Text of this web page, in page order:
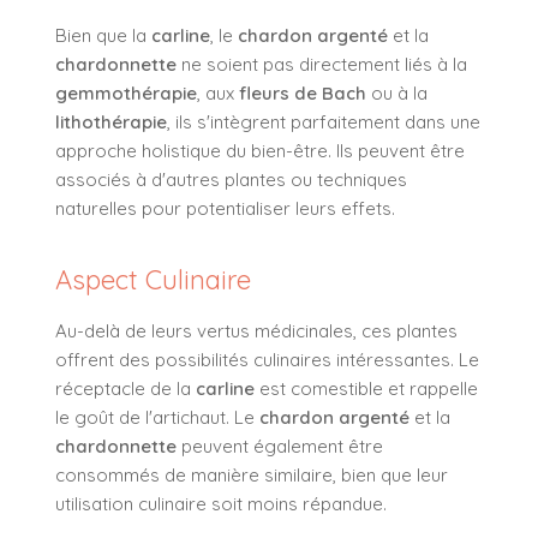
Bien que la carline, le chardon argenté et la
chardonnette ne soient pas directement liés à la
gemmothérapie, aux fleurs de Bach ou à la
lithothérapie, ils s'intègrent parfaitement dans une
approche holistique du bien-être. Ils peuvent être
associés à d'autres plantes ou techniques
naturelles pour potentialiser leurs effets.
Aspect Culinaire
Au-delà de leurs vertus médicinales, ces plantes
offrent des possibilités culinaires intéressantes. Le
réceptacle de la carline est comestible et rappelle
le goût de l'artichaut. Le chardon argenté et la
chardonnette peuvent également être
consommés de manière similaire, bien que leur
utilisation culinaire soit moins répandue.